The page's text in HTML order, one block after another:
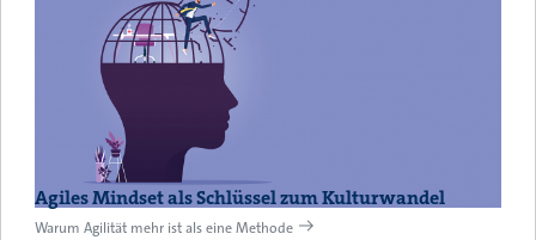
Agiles Mindset als Schlüssel zum Kulturwandel
Warum Agilität mehr ist als eine Methode